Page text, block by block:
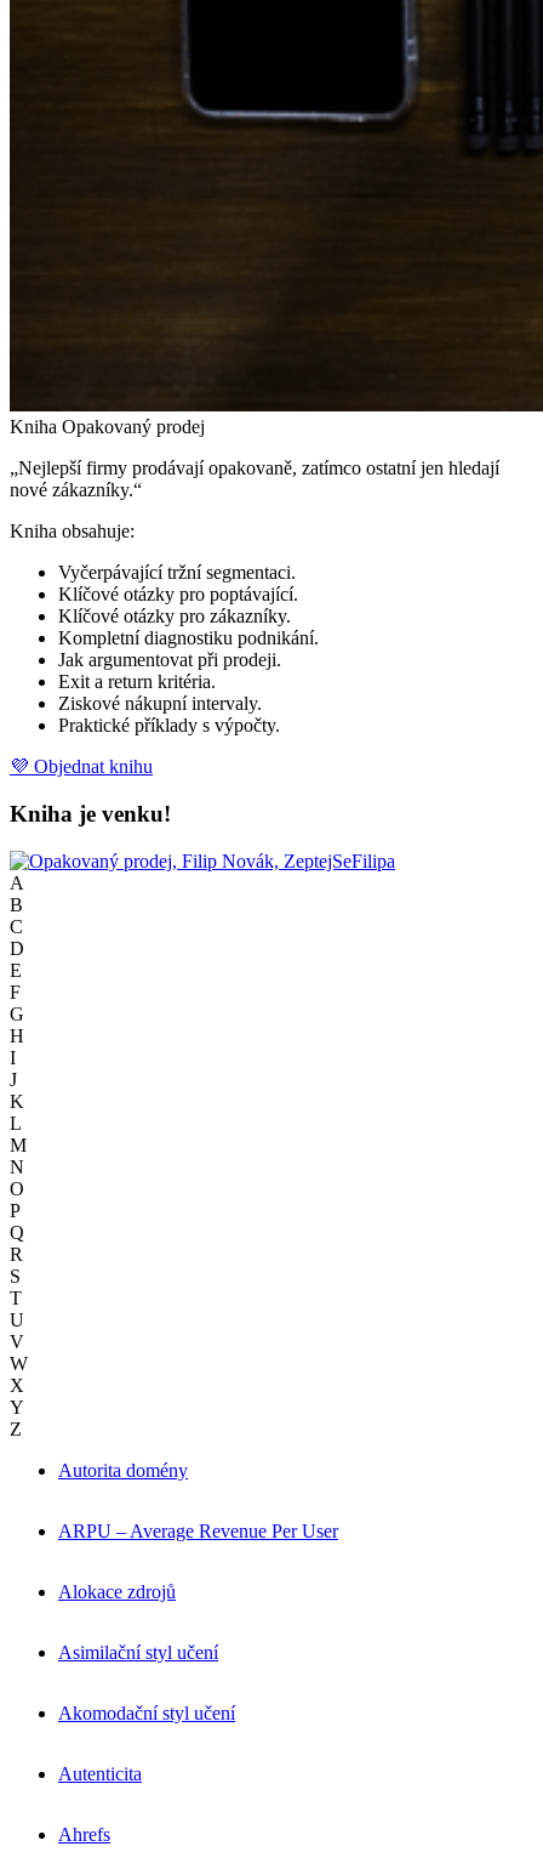
Kniha Opakovaný prodej
„Nejlepší firmy prodávají opakovaně, zatímco ostatní jen hledají
nové zákazníky.“
Kniha obsahuje:
Vyčerpávající tržní segmentaci.
Klíčové otázky pro poptávající.
Klíčové otázky pro zákazníky.
Kompletní diagnostiku podnikání.
Jak argumentovat při prodeji.
Exit a return kritéria.
Ziskové nákupní intervaly.
Praktické příklady s výpočty.
💜 Objednat knihu
Kniha je venku!
A
B
C
D
E
F
G
H
I
J
K
L
M
N
O
P
Q
R
S
T
U
V
W
X
Y
Z
Autorita domény
ARPU – Average Revenue Per User
Alokace zdrojů
Asimilační styl učení
Akomodační styl učení
Autenticita
Ahrefs